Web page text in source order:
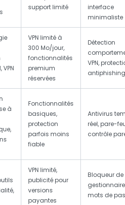
support limité
interface
minimaliste
VPN limité à
300 Mo/jour,
fonctionnalités
premium
réservées
Détection
VPN,
antiphishing
à
Fonctionnalités
basiques,
protection
parfois moins
fiable
Antivirus
réel, pare-
contrôle
VPN limité,
publicité pour
versions
payantes
Bloqueur de
mots de